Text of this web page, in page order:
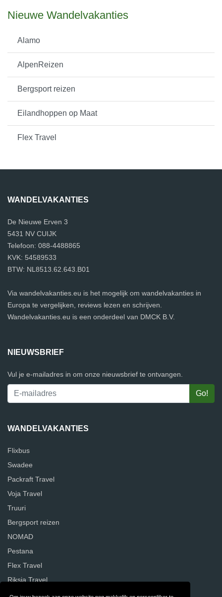
Nieuwe Wandelvakanties
Alamo
AlpenReizen
Bergsport reizen
Eilandhoppen op Maat
Flex Travel
WANDELVAKANTIES
De Nieuwe Erven 3
5431 NV CUIJK
Telefoon: 088-4488865
KVK: 54589533
BTW: NL8513.62.643.B01
Via wandelvakanties.eu is het mogelijk om wandelvakanties in
Europa te vergelijken, reviews lezen en schrijven.
Wandelvakanties.eu is een onderdeel van DMCK B.V.
NIEUWSBRIEF
Vul je e-mailadres in om onze nieuwsbrief te ontvangen.
WANDELVAKANTIES
Flixbus
Swadee
Packraft Travel
Voja Travel
Truuri
Bergsport reizen
NOMAD
Pestana
Flex Travel
Riksja Travel